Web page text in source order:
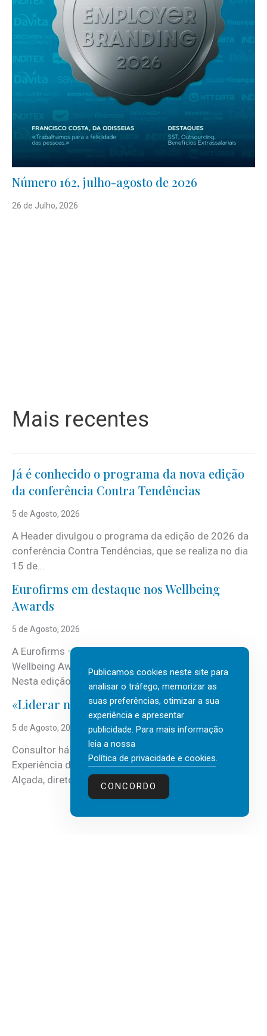
Número 162, julho-agosto de 2026
26 de Julho, 2026
Mais recentes
Já é conhecido o programa da nova edição
da conferência Contra Tendências
5 de Agosto, 2026
A Header divulgou o programa da edição de 2026 da
conferência Contra Tendências, que se realiza no dia
15 de...
Eurofirms em destaque nos Wellbeing
Awards
5 de Agosto, 2026
A Eurofirms – People first está de regresso aos
Wellbeing Awards, integrando o Top Wellbeing 2026.
Nesta edição, a multinacional...
«Liderar não é um talento místico.»
5 de Agosto, 2026
Consultor há mais de três décadas nas áreas de
Experiência do Cliente, Vendas e Liderança, Manuel
Alçada, diretor executivo da...
Publicamos cookies neste site para
analisar o tráfego, memorizar as
suas preferências, otimizar a sua
experiência e apresentar
publicidade. Para mais informação
leia a nossa
Política de privacidade e cookies.
CONCORDO